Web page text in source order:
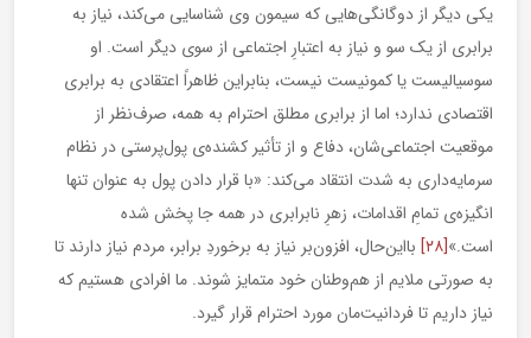
یکی دیگر از دوگانگی‌هایی که سیمون وی شناسایی می‌کند، نیاز به
برابری از یک سو و نیاز به اعتبارِ اجتماعی از سوی دیگر است. او
سوسیالیست یا کمونیست نیست، بنابراین ظاهراً اعتقادی به برابری
اقتصادی ندارد؛ اما از برابری مطلق احترام به همه، صرف‌نظر از
موقعیت اجتماعی‌شان، دفاع و از تأثیر کشنده‌ی پول‌پرستی در نظام
سرمایه‌داری به شدت انتقاد می‌کند: «با قرار دادن پول به عنوان تنها
انگیزه‌ی تمامِ اقدامات، زهرِ نابرابری در همه جا پخش شده
است.»[۲۸]
بااین‌حال، افزون‌بر نیاز به برخوردِ برابر، مردم نیاز دارند تا
به صورتی ملایم از هم‌وطنان خود متمایز شوند. ما افرادی هستیم که
نیاز داریم تا فردانیت‌مان مورد احترام قرار گیرد.